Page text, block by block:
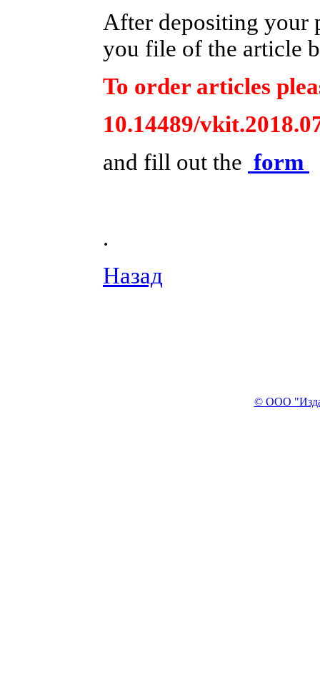
After depositing your
you file of the article
To order articles
10.14489/
and fill out the form
.
Назад
© ООО